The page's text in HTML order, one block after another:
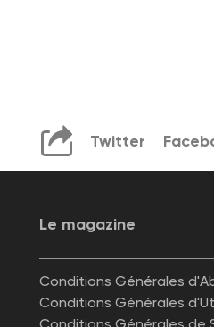
Twitter
Le magazine
Conditions Générales
Conditions Générales